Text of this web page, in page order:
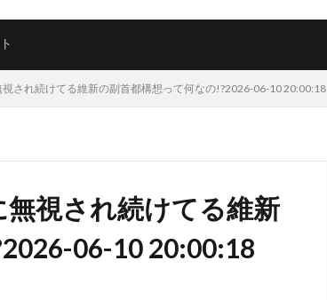
視され続けてる維新の副首都構想って何なの!?2026-06-10 20:00:18
無視され続けてる維新
06-10 20:00:18